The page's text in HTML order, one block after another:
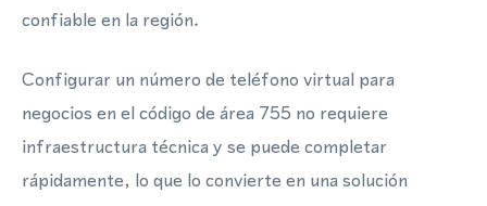
confiable en la región.
Configurar un número de teléfono virtual para
negocios en el código de área 755 no requiere
infraestructura técnica y se puede completar
rápidamente, lo que lo convierte en una solución